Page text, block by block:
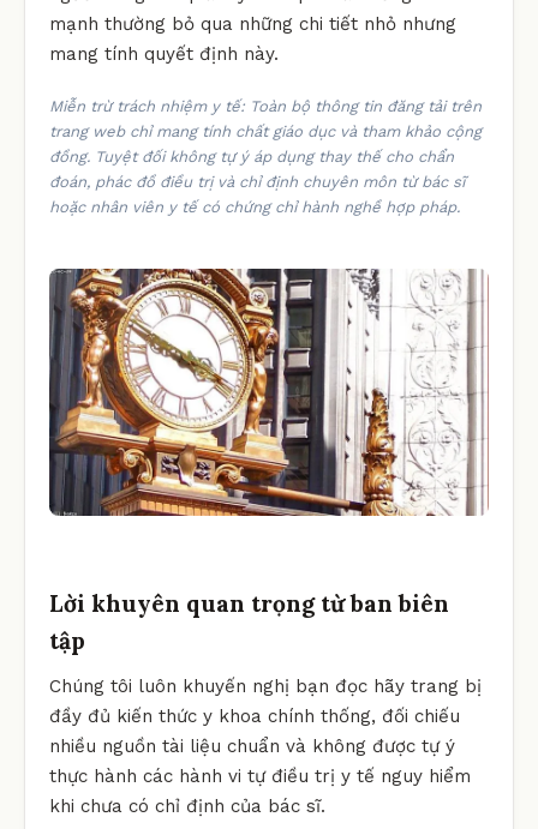
mạnh thường bỏ qua những chi tiết nhỏ nhưng
mang tính quyết định này.
Miễn trừ trách nhiệm y tế: Toàn bộ thông tin đăng tải trên
trang web chỉ mang tính chất giáo dục và tham khảo cộng
đồng. Tuyệt đối không tự ý áp dụng thay thế cho chẩn
đoán, phác đồ điều trị và chỉ định chuyên môn từ bác sĩ
hoặc nhân viên y tế có chứng chỉ hành nghề hợp pháp.
Lời khuyên quan trọng từ ban biên
tập
Chúng tôi luôn khuyến nghị bạn đọc hãy trang bị
đầy đủ kiến thức y khoa chính thống, đối chiếu
nhiều nguồn tài liệu chuẩn và không được tự ý
thực hành các hành vi tự điều trị y tế nguy hiểm
khi chưa có chỉ định của bác sĩ.